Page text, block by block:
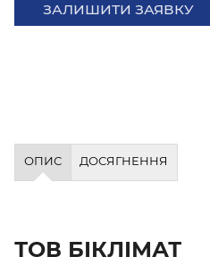
ЗАЛИШИТИ ЗАЯВКУ
ОПИС ДОСЯГНЕННЯ
ТОВ БІКЛІМАТ